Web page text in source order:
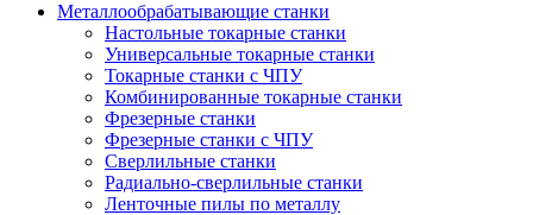
Металлообрабатывающие станки
Настольные токарные станки
Универсальные токарные станки
Токарные станки с ЧПУ
Комбинированные токарные станки
Фрезерные станки
Фрезерные станки с ЧПУ
Сверлильные станки
Радиально-сверлильные станки
Ленточные пилы по металлу